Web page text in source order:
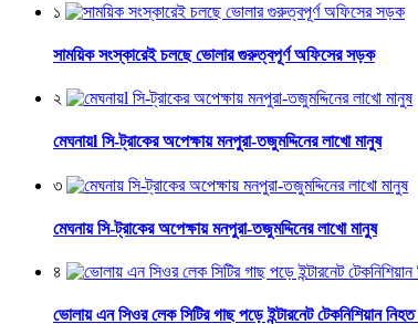
১
সাময়িক সংস্কারেই চলছে ভোলার গুরুত্বপূর্ণ অফিসের সড়ক
২
মেঘনায়l সি-ট্রাকের অপেক্ষায় মনপুরা-তজুমদ্দিনের লাখো মানুষ
৩
মেঘনায় সি-ট্রাকের অপেক্ষায় মনপুরা-তজুমদ্দিনের লাখো মানুষ
৪
ভোলায় এন সিওর লেক সিটির গাছ পড়ে ইন্টারনেট টেকনিশিয়ান নিহত